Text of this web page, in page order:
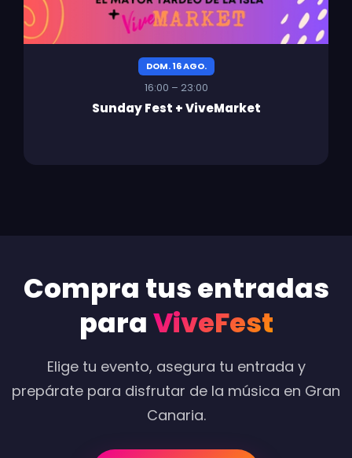
DOM. 16 AGO.
16:00 – 23:00
Sunday Fest + ViveMarket
Compra tus entradas
paraViveFest
Elige tu evento, asegura tu entrada y
prepárate para disfrutar de la música en Gran
Canaria.